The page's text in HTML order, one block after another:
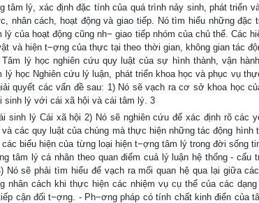
tâm lý, xác định đặc tính của quá trình nảy sinh, phát triển
nhân cách, hoạt động và giao tiếp. Nó tìm hiểu những
lý của hoạt động cũng nh− giao tiếp nhóm của chủ thể.
và hiện t−ợng của thực tại theo thời gian, không gian tác
lý học nghiên cứu quy luật của sự hình thành, vận
lý học Nghiên cứu lý luận, phát triển khoa học và phục vụ
quyết các vấn đề sau: 1) Nó sẽ vạch ra cơ sở khoa học
sinh lý với cái xã hội và cái tâm lý. 3
sinh lý Cái xã hội 2) Nó sẽ nghiên cứu để xác định rõ các
các quy luật của chúng mà thực hiện những tác động
các biểu hiện của từng loại hiện t−ợng tâm lý trong đời sống
tâm lý cá nhân theo quan điểm cuả lý luận hệ thống -
Nó sẽ phải tìm hiểu để vạch ra mối quan hệ qua lại giữa
nhân cách khi thực hiện các nhiệm vụ cụ thể của các
cận đối t−ợng. - Ph−ơng pháp có tính chất kinh điển của